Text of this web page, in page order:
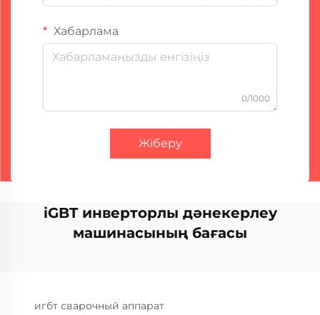
Хабарлама
0/1000
Жіберу
iGBT инверторлы дәнекерлеу
машинасының бағасы
игбт сварочный аппарат